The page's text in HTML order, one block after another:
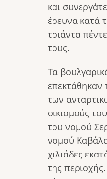
και
έρευνα κατά
τριάντα
τους.
Τα
των
οικισμούς
του νομού
νομού
χιλιάδες
της